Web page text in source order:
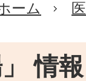
ーム
情報